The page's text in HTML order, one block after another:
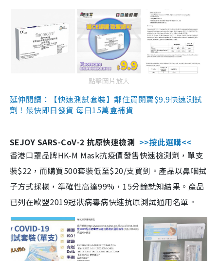
點擊圖片放大
延伸閱讀：【快速測試套裝】鄰住買開賣$9.9快速測試
劑！最快即日發貨 每日15萬盒補貨
SEJOY SARS-CoV-2 抗原快速檢測 >>按此選購<<
香港口罩品牌HK-M Mask抗疫價發售快速檢測劑，單支
裝$22，而購買500套裝低至$20/支買到。產品以鼻咽拭
子方式採樣，準確性高達99%，15分鐘就知結果。產品
已列在歐盟2019冠狀病毒病快速抗原測試通用名單。